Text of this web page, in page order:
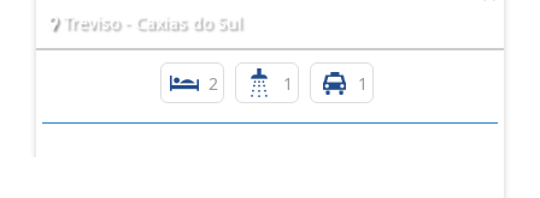
Treviso - Caxias do Sul
2 1 1